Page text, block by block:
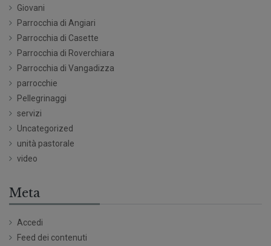
Giovani
Parrocchia di Angiari
Parrocchia di Casette
Parrocchia di Roverchiara
Parrocchia di Vangadizza
parrocchie
Pellegrinaggi
servizi
Uncategorized
unità pastorale
video
Meta
Accedi
Feed dei contenuti